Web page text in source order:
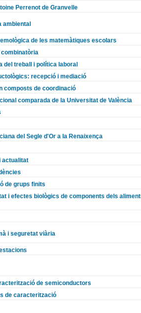
Perrenot de Granvelle
ambiental
de les matemàtiques escolars
del treball i política laboral
recepció i mediació
composts de coordinació
comparada de la Universitat de València
del Segle d'Or a la Renaixença
actualitat
de grups finits
i efectes biològics de components dels
i seguretat viària
de semiconductors
de caracterització